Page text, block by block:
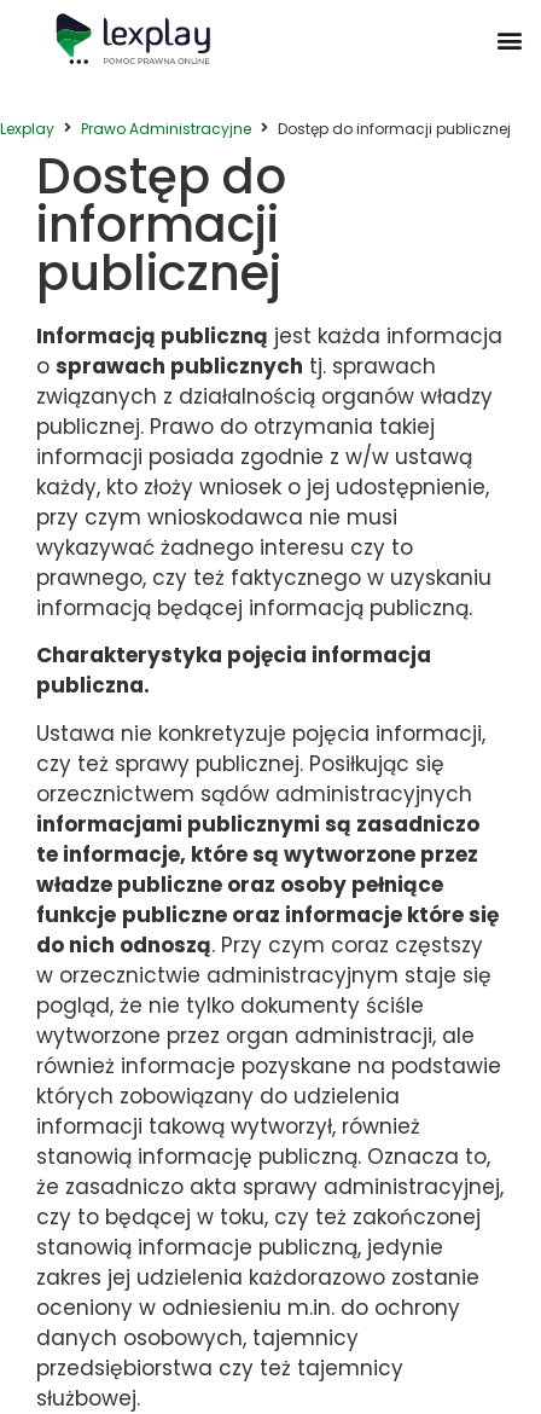
Lexplay Prawo Administracyjne Dostęp do informacji publicznej
Dostęp do
informacji
publicznej
Informacją publiczną jest każda informacja
o sprawach publicznych tj. sprawach
związanych z działalnością organów władzy
publicznej. Prawo do otrzymania takiej
informacji posiada zgodnie z w/w ustawą
każdy, kto złoży wniosek o jej udostępnienie,
przy czym wnioskodawca nie musi
wykazywać żadnego interesu czy to
prawnego, czy też faktycznego w uzyskaniu
informacją będącej informacją publiczną.
Charakterystyka pojęcia informacja
publiczna.
Ustawa nie konkretyzuje pojęcia informacji,
czy też sprawy publicznej. Posiłkując się
orzecznictwem sądów administracyjnych
informacjami publicznymi są zasadniczo
te informacje, które są wytworzone przez
władze publiczne oraz osoby pełniące
funkcje publiczne oraz informacje które się
do nich odnoszą. Przy czym coraz częstszy
w orzecznictwie administracyjnym staje się
pogląd, że nie tylko dokumenty ściśle
wytworzone przez organ administracji, ale
również informacje pozyskane na podstawie
których zobowiązany do udzielenia
informacji takową wytworzył, również
stanowią informację publiczną. Oznacza to,
że zasadniczo akta sprawy administracyjnej,
czy to będącej w toku, czy też zakończonej
stanowią informacje publiczną, jedynie
zakres jej udzielenia każdorazowo zostanie
oceniony w odniesieniu m.in. do ochrony
danych osobowych, tajemnicy
przedsiębiorstwa czy też tajemnicy
służbowej.